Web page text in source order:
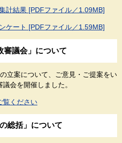
計結果 [PDFファイル／1.09MB]
ケート [PDFファイル／1.59MB]
審議会」について
立案について、ご意見・ご提案をい
会を開催しました。
覧ください
総括」について